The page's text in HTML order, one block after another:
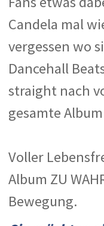
Candela mal
vergessen wo
Dancehall
straight nach
gesamte
Voller
Album ZU
Bewegung.